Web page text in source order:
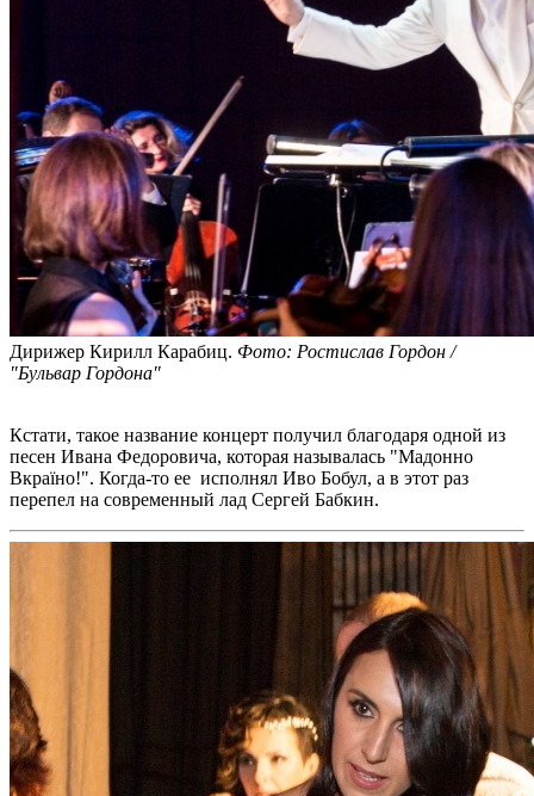
Дирижер Кирилл Карабиц. Фото: Ростислав Гордон /
"Бульвар Гордона"
Кстати, такое название концерт получил благодаря одной из
песен Ивана Федоровича, которая называлась "Мадонно
Вкраїно!". Когда-то ее исполнял Иво Бобул, а в этот раз
перепел на современный лад Сергей Бабкин.